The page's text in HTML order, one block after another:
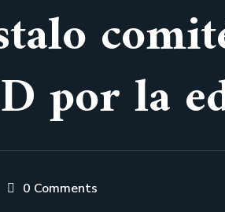
por la
0 Comments